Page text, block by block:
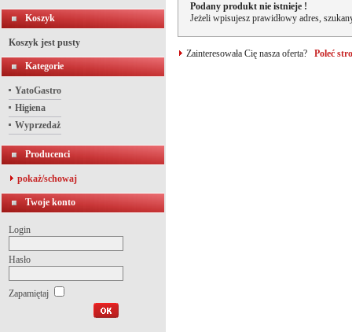
Koszyk
Koszyk jest pusty
Kategorie
YatoGastro
Higiena
Wyprzedaż
Producenci
pokaż/schowaj
Twoje konto
Login
Hasło
Zapamiętaj
Podany produkt nie istnieje !
Jeżeli wpisujesz prawidłowy adres,
Zainteresowała Cię nasza oferta? Poleć